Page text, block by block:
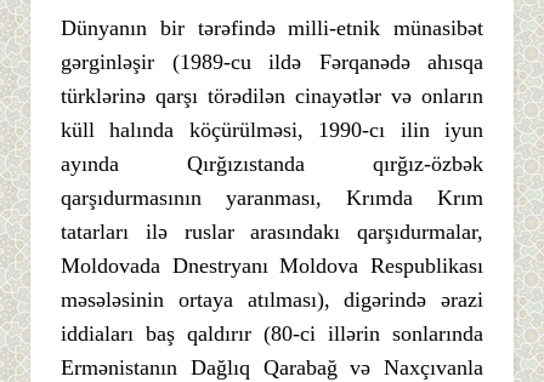
Dünyanın bir tərəfində milli-etnik münasibət
gərginləşir (1989-cu ildə Fərqanədə ahısqa
türklərinə qarşı törədilən cinayətlər və onların
küll halında köçürülməsi, 1990-cı ilin iyun
ayında Qırğızıstanda qırğız-özbək
qarşıdurmasının yaranması, Krımda Krım
tatarları ilə ruslar arasındakı qarşıdurmalar,
Moldovada Dnestryanı Moldova Respublikası
məsələsinin ortaya atılması), digərində ərazi
iddiaları baş qaldırır (80-ci illərin sonlarında
Ermənistanın Dağlıq Qarabağ və Naxçıvanla